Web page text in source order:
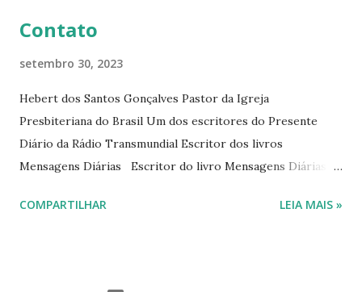
Contato
setembro 30, 2023
Hebert dos Santos Gonçalves Pastor da Igreja
Presbiteriana do Brasil Um dos escritores do Presente
Diário da Rádio Transmundial Escritor dos livros
Mensagens Diárias Escritor do livro Mensagens Diárias da
livromensagensdiarias@gmail.com Whatsapp: (15) 99765-
COMPARTILHAR LEIA MAIS »